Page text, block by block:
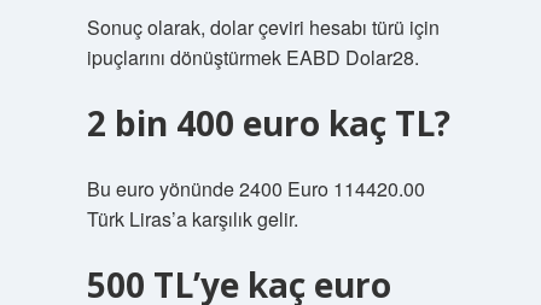
Sonuç olarak, dolar çeviri hesabı türü için
ipuçlarını dönüştürmek EABD Dolar28.
2 bin 400 euro kaç TL?
Bu euro yönünde 2400 Euro 114420.00
Türk Liras’a karşılık gelir.
500 TL’ye kaç euro